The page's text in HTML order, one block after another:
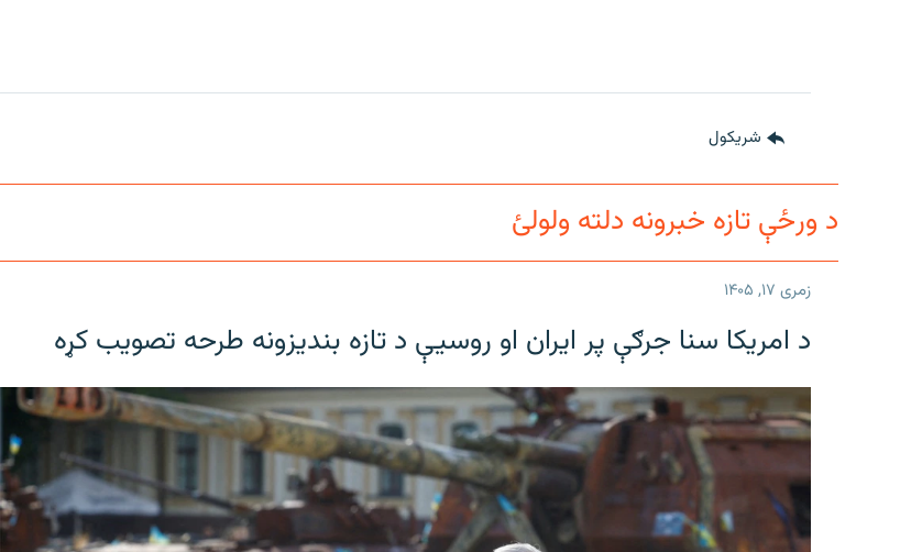
شريکول
د ورځې تازه خبرونه دلته ولولئ
زمری ۱۷, ۱۴۰۵
د امریکا سنا جرګې پر ایران او روسیې د تازه بندیزونه طرحه تصویب کړه